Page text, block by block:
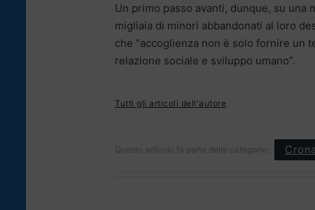
Un primo passo avanti, dunque, su
migliaia di minori abbandonati al loro
che “accoglienza non è solo fornire un
relazione sociale e sviluppo umano”.
Tutti gli articoli dell'autore
Questo articolo fa parte delle categorie: